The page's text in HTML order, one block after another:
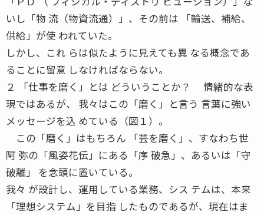
いし「物 流（物資流通）」、その前は 「輸送、補給、
供給」が使 われていた。
しかし、これ らは似たように見えても異 なる概念であ
ることに留意 しなければならない。
２ 「仕事を磨く」とは どういうことか？ 情緒的な表
現ではあるが、 我々はこの「磨く」と言う 言葉に強い
メッセージを込 めている（図１）。
この「磨く」はもちろん 「芸を磨く」、すなわち世
阿 弥の「風姿花伝」にある「序 破急」、あるいは「守
破離」 を念頭に置いている。
我々 が設計し、運用している業務、シス テムは、本来
「理想システム」を目指 したものであるが、現在はま